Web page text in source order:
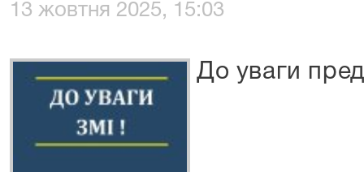
13 жовтня 2025, 15:03
До уваги